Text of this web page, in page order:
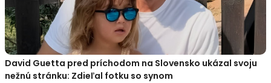
David Guetta pred príchodom na Slovensko ukázal svoju
nežnú stránku: Zdieľal fotku so synom